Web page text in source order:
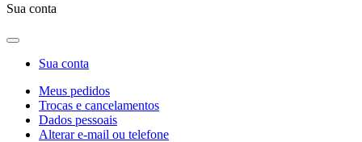
Sua conta
Sua conta
Meus pedidos
Trocas e cancelamentos
Dados pessoais
Alterar e-mail ou telefone